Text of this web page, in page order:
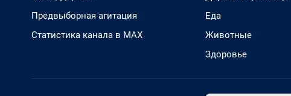
Предвыборная агитация
Статистика канала в MAX
Еда
Животные
Здоровье